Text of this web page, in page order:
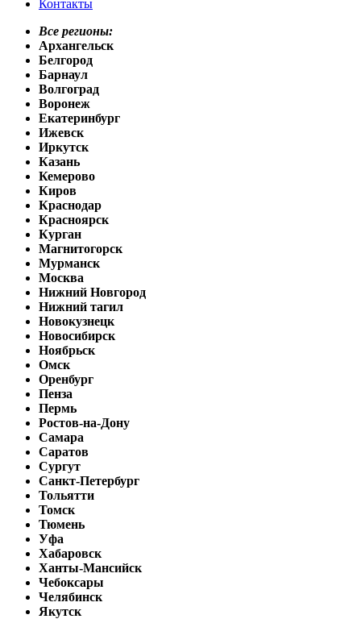
Контакты
Все регионы:
Архангельск
Белгород
Барнаул
Волгоград
Воронеж
Екатеринбург
Ижевск
Иркутск
Казань
Кемерово
Киров
Краснодар
Красноярск
Курган
Магнитогорск
Мурманск
Москва
Нижний Новгород
Нижний тагил
Новокузнецк
Новосибирск
Ноябрьск
Омск
Оренбург
Пенза
Пермь
Ростов-на-Дону
Самара
Саратов
Сургут
Санкт-Петербург
Тольятти
Томск
Тюмень
Уфа
Хабаровск
Ханты-Мансийск
Чебоксары
Челябинск
Якутск